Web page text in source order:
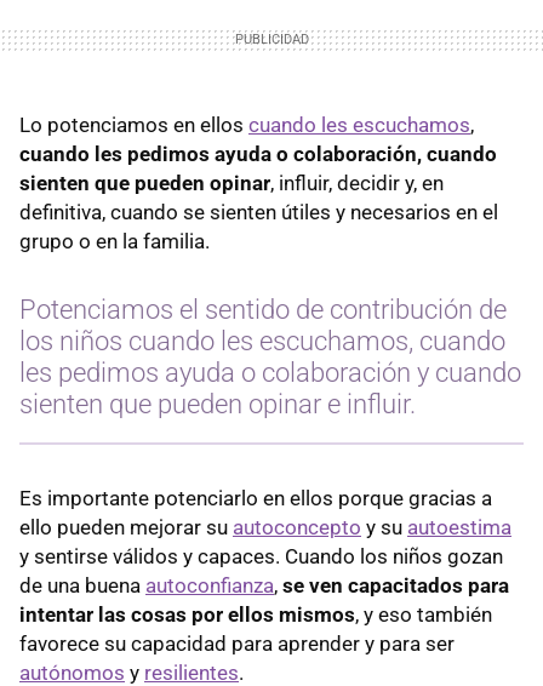
Lo potenciamos en ellos cuando les escuchamos,
cuando les pedimos ayuda o colaboración, cuando
sienten que pueden opinar, influir, decidir y, en
definitiva, cuando se sienten útiles y necesarios en el
grupo o en la familia.
Potenciamos el sentido de contribución de
los niños cuando les escuchamos, cuando
les pedimos ayuda o colaboración y cuando
sienten que pueden opinar e influir.
Es importante potenciarlo en ellos porque gracias a
ello pueden mejorar su autoconcepto y su autoestima
y sentirse válidos y capaces. Cuando los niños gozan
de una buena autoconfianza, se ven capacitados para
intentar las cosas por ellos mismos, y eso también
favorece su capacidad para aprender y para ser
autónomos y resilientes.